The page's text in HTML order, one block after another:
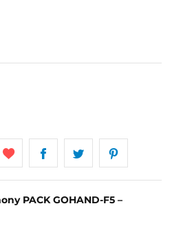
PACK GOHAND-F5 –